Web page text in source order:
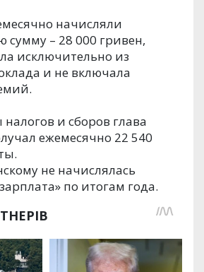
начисляли
сумму – 28 000 гривен,
исключительно из
и не включала
и сборов глава
ежемесячно 22 540
не начислялась
по итогам года.